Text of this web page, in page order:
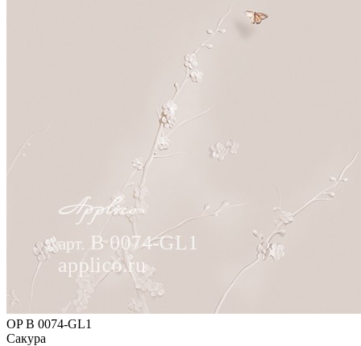
OP B 0074-GL1
Сакура